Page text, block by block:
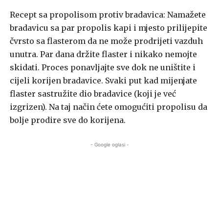
Recept sa propolisom protiv bradavica: Namažete
bradavicu sa par propolis kapi i mjesto prilijepite
čvrsto sa flasterom da ne može prodrijeti vazduh
unutra. Par dana držite flaster i nikako nemojte
skidati. Proces ponavljajte sve dok ne uništite i
cijeli korijen bradavice. Svaki put kad mijenjate
flaster sastružite dio bradavice (koji je već
izgrizen). Na taj način ćete omogućiti propolisu da
bolje prodire sve do korijena.
- Google oglasi -